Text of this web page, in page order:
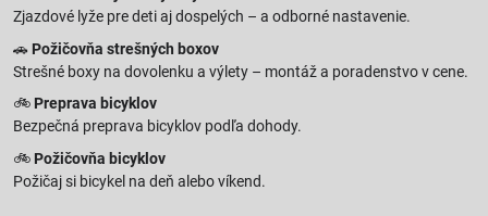
Zjazdové lyže pre deti aj dospelých – a odborné nastavenie.
🚗 Požičovňa strešných boxov
Strešné boxy na dovolenku a výlety – montáž a poradenstvo v cene.
🚲 Preprava bicyklov
Bezpečná preprava bicyklov podľa dohody.
🚲 Požičovňa bicyklov
Požičaj si bicykel na deň alebo víkend.